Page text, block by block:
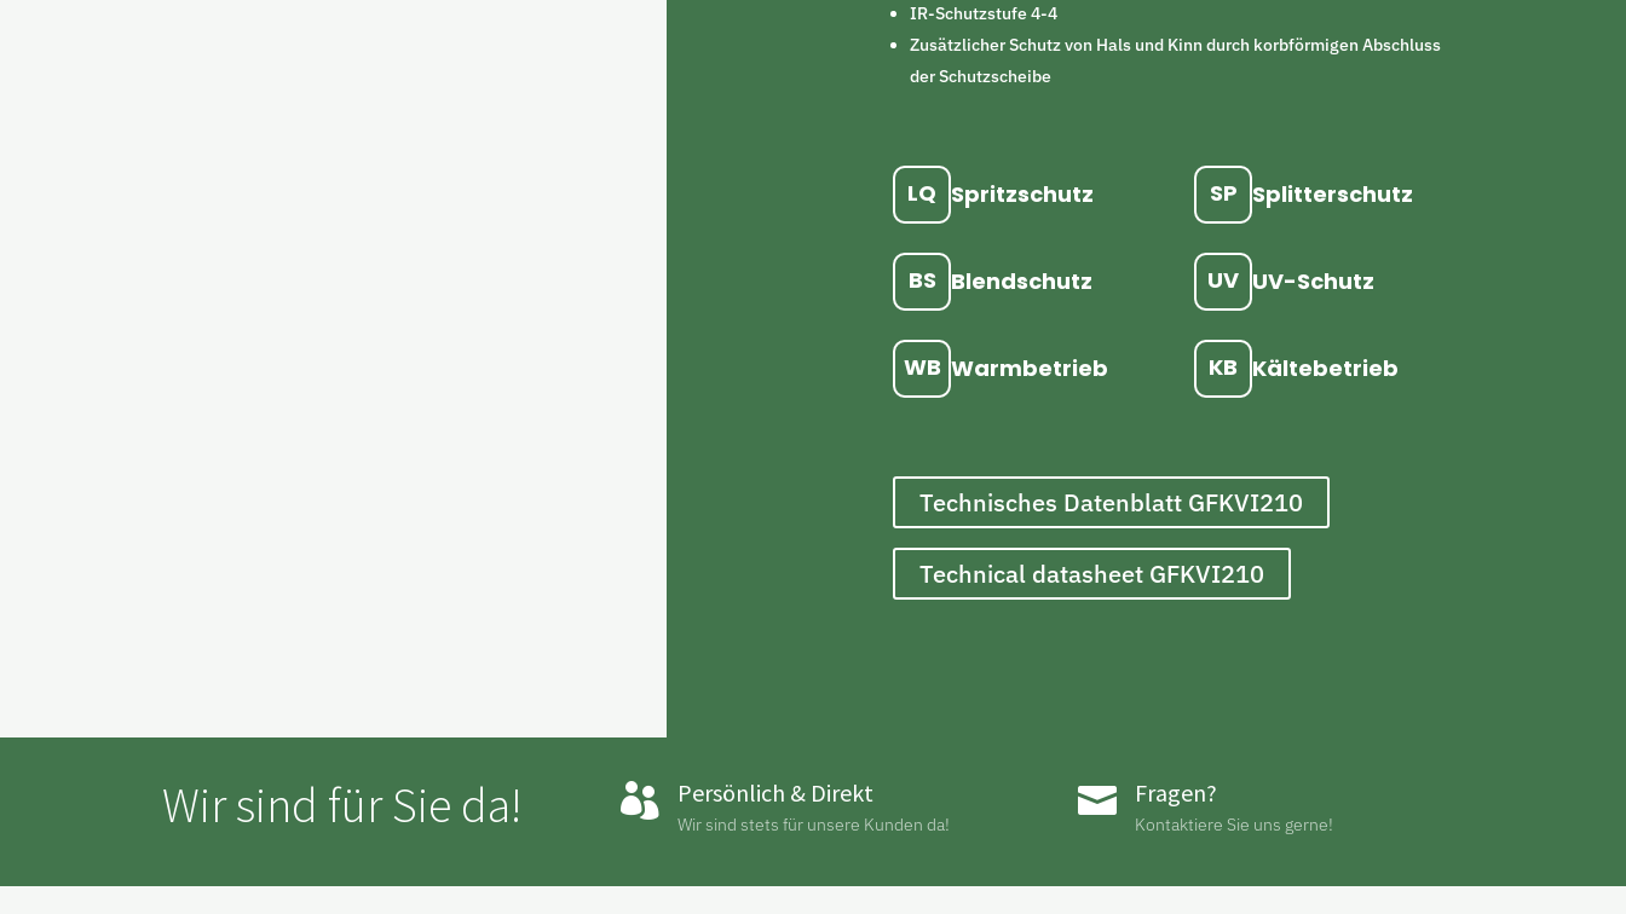
IR-Schutzstufe 4-4
Zusätzlicher Schutz von Hals und Kinn durch korbförmigen Abschluss
der Schutzscheibe
LQ Spritzschutz SP Splitterschutz
BS Blendschutz UV UV-Schutz
WB Warmbetrieb KB Kältebetrieb
Technisches Datenblatt GFKVI210
Technical datasheet GFKVI210
Wir sind für Sie da!  Persönlich & Direkt
Wir sind stets für unsere Kunden da!
 Fragen?
Kontaktiere Sie uns gerne!